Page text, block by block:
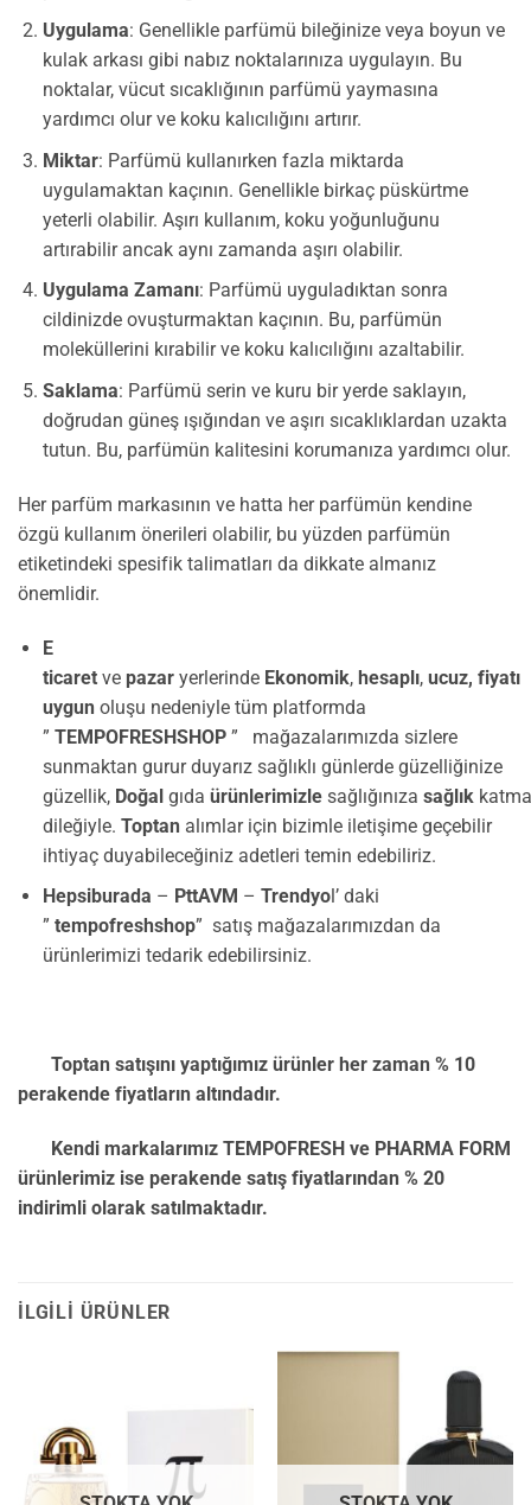
Uygulama: Genellikle parfümü bileğinize veya boyun ve
kulak arkası gibi nabız noktalarınıza uygulayın. Bu
noktalar, vücut sıcaklığının parfümü yaymasına
yardımcı olur ve koku kalıcılığını artırır.
Miktar: Parfümü kullanırken fazla miktarda
uygulamaktan kaçının. Genellikle birkaç püskürtme
yeterli olabilir. Aşırı kullanım, koku yoğunluğunu
artırabilir ancak aynı zamanda aşırı olabilir.
Uygulama Zamanı: Parfümü uyguladıktan sonra
cildinizde ovuşturmaktan kaçının. Bu, parfümün
moleküllerini kırabilir ve koku kalıcılığını azaltabilir.
Saklama: Parfümü serin ve kuru bir yerde saklayın,
doğrudan güneş ışığından ve aşırı sıcaklıklardan uzakta
tutun. Bu, parfümün kalitesini korumanıza yardımcı olur.
Her parfüm markasının ve hatta her parfümün kendine
özgü kullanım önerileri olabilir, bu yüzden parfümün
etiketindeki spesifik talimatları da dikkate almanız
önemlidir.
E
ticaretve pazaryerlerinde Ekonomik, hesaplı, ucuz, fiyatı
uygun oluşu nedeniyle tüm platformda
” TEMPOFRESHSHOP” mağazalarımızda sizlere
sunmaktan gurur duyarız sağlıklı günlerde güzelliğinize
güzellik, Doğalgıda ürünlerimizlesağlığınıza sağlık
dileğiyle. Toptan alımlar için bizimle iletişime geçebilir
ihtiyaç duyabileceğiniz adetleri temin edebiliriz.
Hepsiburada – PttAVM – Trendyol’ daki
” tempofreshshop” satış mağazalarımızdan da
ürünlerimizi tedarik edebilirsiniz.
Toptan satışını yaptığımız ürünler her zaman % 10
perakende fiyatların altındadır.
Kendi markalarımız TEMPOFRESH ve PHARMA FORM
ürünlerimiz ise perakende satış fiyatlarından % 20
indirimli olarak satılmaktadır.
İLGILI ÜRÜNLER